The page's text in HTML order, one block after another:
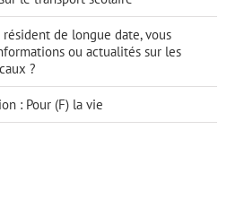
de longue date, vous
ou actualités sur les
?
: Pour (F) la vie